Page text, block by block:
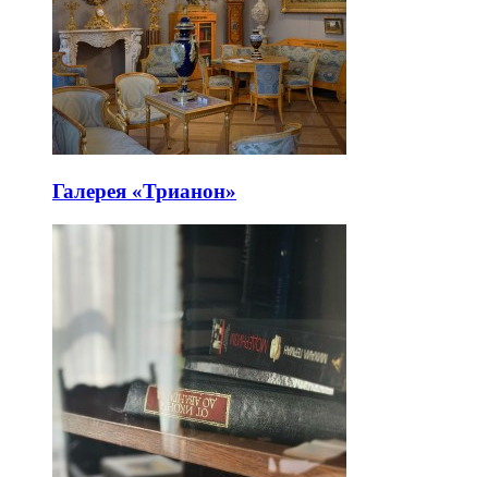
Галерея «Трианон»